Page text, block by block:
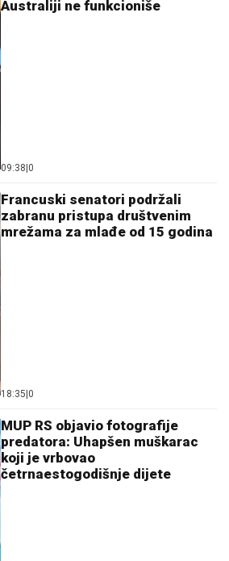
Australiji ne funkcioniše
09:38 0
Francuski senatori podržali
zabranu pristupa društvenim
mrežama za mlađe od 15 godina
18:35 0
MUP RS objavio fotografije
predatora: Uhapšen muškarac
koji je vrbovao
četrnaestogodišnje dijete